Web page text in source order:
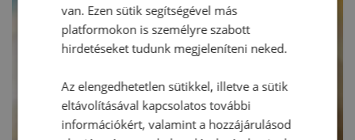
van. Ezen sütik segítségével más
platformokon is személyre szabott
hirdetéseket tudunk megjeleníteni neked.
Az elengedhetetlen sütikkel, illetve a sütik
eltávolításával kapcsolatos további
információkért, valamint a hozzájárulásod